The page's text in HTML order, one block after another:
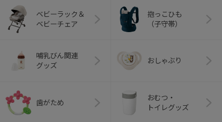
ベビーラック＆
ベビーチェア
抱っこひも
（子守帯）
哺乳びん関連
グッズ
おしゃぶり
歯がため
おむつ・
トイレグッズ